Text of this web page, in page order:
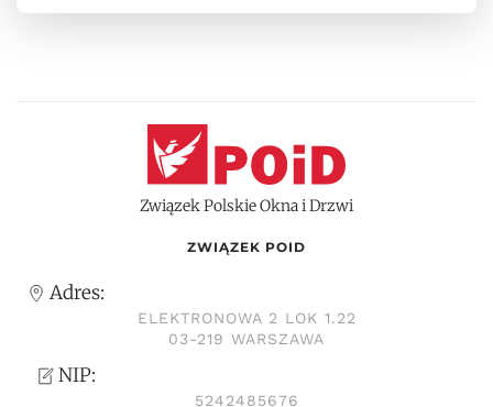
Związek Polskie Okna i Drzwi
ZWIĄZEK POID
Adres:
ELEKTRONOWA 2 LOK 1.22
03-219 WARSZAWA
NIP:
5242485676